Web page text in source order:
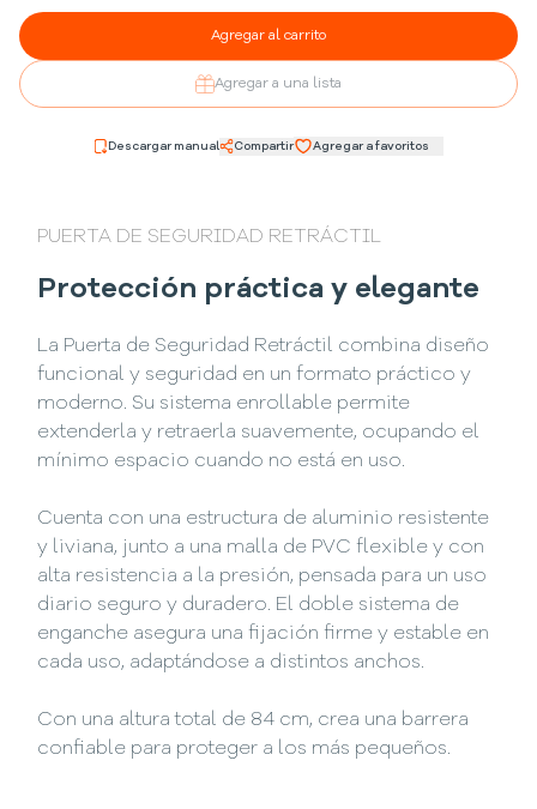
Agregar al carrito
Agregar a una lista
Descargar manual Compartir Agregar a favoritos
PUERTA DE SEGURIDAD RETRÁCTIL
Protección práctica y elegante
La Puerta de Seguridad Retráctil combina diseño
funcional y seguridad en un formato práctico y
moderno. Su sistema enrollable permite
extenderla y retraerla suavemente, ocupando el
mínimo espacio cuando no está en uso.
Cuenta con una estructura de aluminio resistente
y liviana, junto a una malla de PVC flexible y con
alta resistencia a la presión, pensada para un uso
diario seguro y duradero. El doble sistema de
enganche asegura una fijación firme y estable en
cada uso, adaptándose a distintos anchos.
Con una altura total de 84 cm, crea una barrera
confiable para proteger a los más pequeños.